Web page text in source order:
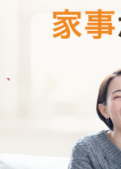
30代 共働き 育児休暇中
栄養バランスの取